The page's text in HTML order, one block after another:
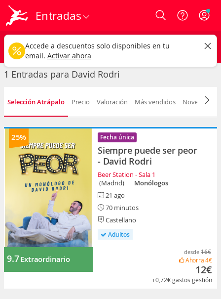
Entradas Login
David Rodri
Cualquier tipo Cualquier fecha
CAMBIAR
1 Entradas para David Rodri
Selección Atrápalo Precio Valoración Más vendidos Novedad
25%
9.7Extraordinario
Fecha única
Siempre puede ser peor
- David Rodri
Beer Station - Sala 1
(Madrid)
Monólogos
21 ago
70 minutos
Castellano
Adultos
desde 16€
Ahorra4€
12€
+0,72€gastos gestión
Accede a descuentos solo disponibles en tu
email. Activar ahora